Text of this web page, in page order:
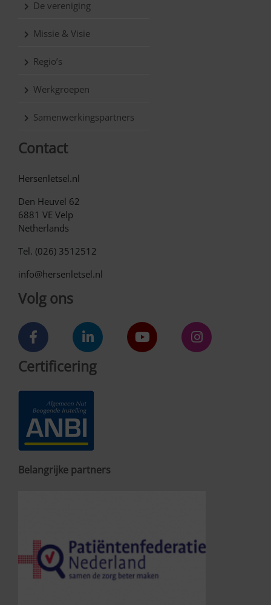
De vereniging
Missie & Visie
Regio’s
Werkgroepen
Samenwerkingspartners
Contact
Hersenletsel.nl
Den Heuvel 62
6881 VE Velp
Netherlands
Tel. (026) 3512512
info@hersenletsel.nl
Volg ons
Certificering
Belangrijke partners